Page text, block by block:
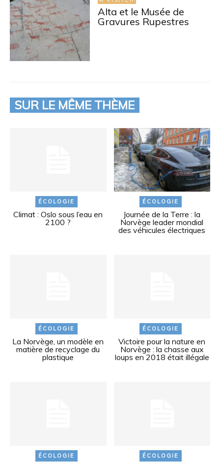
Alta et le Musée de
Gravures Rupestres
SUR LE MÊME THÈME
ÉCOLOGIE
Climat : Oslo sous l’eau en
2100 ?
ÉCOLOGIE
Journée de la Terre : la
Norvège leader mondial
des véhicules électriques
ÉCOLOGIE
La Norvège, un modèle en
matière de recyclage du
plastique
ÉCOLOGIE
Victoire pour la nature en
Norvège : la chasse aux
loups en 2018 était illégale
ÉCOLOGIE ÉCOLOGIE